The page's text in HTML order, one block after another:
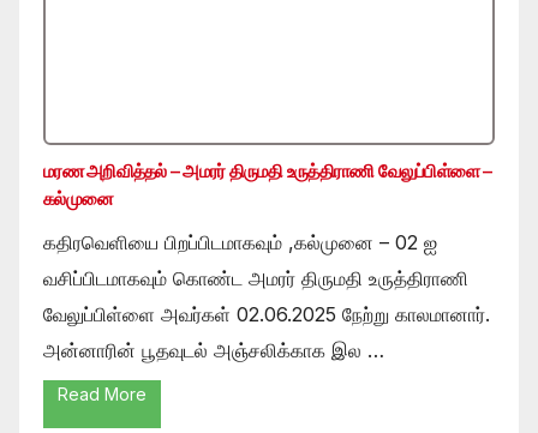
மரண அறிவித்தல் – அமரர் திருமதி உருத்திராணி வேலுப்பிள்ளை –
கல்முனை
கதிரவெளியை பிறப்பிடமாகவும் ,கல்முனை – 02 ஐ
வசிப்பிடமாகவும் கொண்ட அமரர் திருமதி உருத்திராணி
வேலுப்பிள்ளை அவர்கள் 02.06.2025 நேற்று காலமானார்.
அன்னாரின் பூதவுடல் அஞ்சலிக்காக இல …
Read More